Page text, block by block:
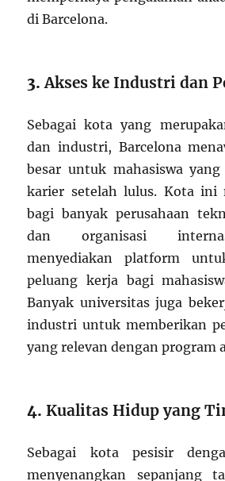
di Barcelona.
3.Akses ke Industri dan
Sebagai kota yang
dan industri, Barcelona
besar untuk mahasiswa
karier setelah lulus. Kota ini
bagi banyak perusahaan
dan organisasi
menyediakan platform
peluang kerja bagi
Banyak universitas juga
industri untuk memberikan
yang relevan dengan program
4.Kualitas Hidup yang
Sebagai kota pesisir
menyenangkan sepanjang